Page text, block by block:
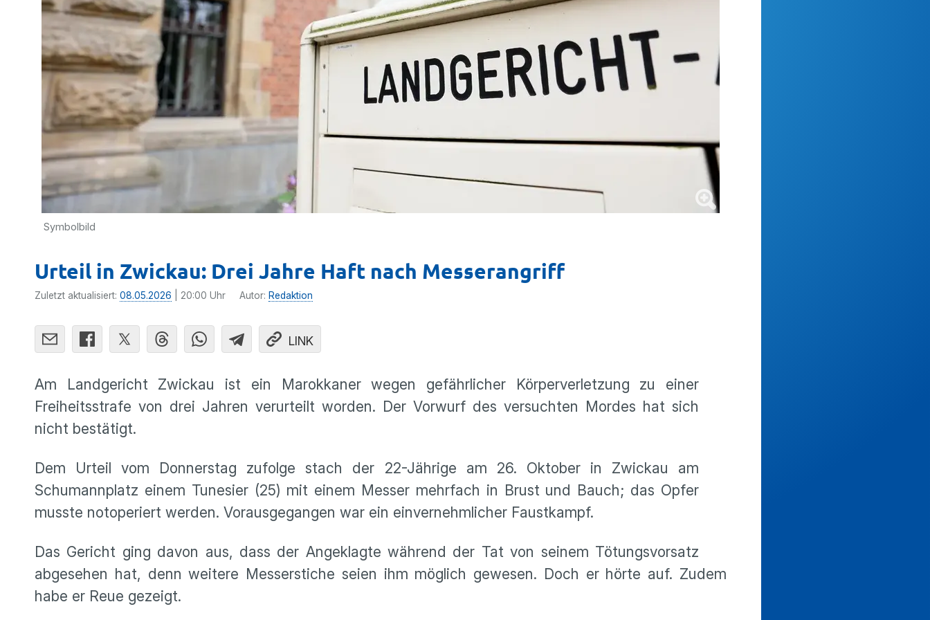
Symbolbild
Urteil in Zwickau: Drei Jahre Haft nach Messerangriff
Zuletzt aktualisiert: 08.05.2026 | 20:00 Uhr Autor: Redaktion
LINK
Am Landgericht Zwickau ist ein Marokkaner wegen gefährlicher Körperverletzung zu einer
Freiheitsstrafe von drei Jahren verurteilt worden. Der Vorwurf des versuchten Mordes hat sich
nicht bestätigt.
Dem Urteil vom Donnerstag zufolge stach der 22-Jährige am 26. Oktober in Zwickau am
Schumannplatz einem Tunesier (25) mit einem Messer mehrfach in Brust und Bauch; das Opfer
musste notoperiert werden. Vorausgegangen war ein einvernehmlicher Faustkampf.
Das Gericht ging davon aus, dass der Angeklagte während der Tat von seinem Tötungsvorsatz
abgesehen hat, denn weitere Messerstiche seien ihm möglich gewesen. Doch er hörte auf. Zudem
habe er Reue gezeigt.